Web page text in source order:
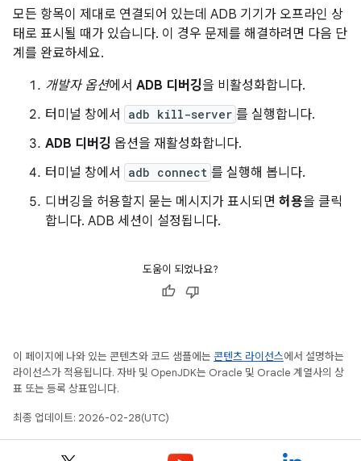
모든 항목이 제대로 연결되어 있는데 ADB 기기가 오프라인 상
태로 표시될 때가 있습니다. 이 경우 문제를 해결하려면 다음 단
계를 완료하세요.
개발자 옵션에서 ADB 디버깅을 비활성화합니다.
터미널 창에서
adb kill-server 를 실행합니다.
ADB 디버깅 옵션을 재활성화합니다.
터미널 창에서
adb connect 를 실행해 봅니다.
디버깅을 허용할지 묻는 메시지가 표시되면 허용을 클릭
합니다. ADB 세션이 설정됩니다.
도움이 되었나요?
이 페이지에 나와 있는 콘텐츠와 코드 샘플에는 콘텐츠 라이선스에서 설명하는
라이선스가 적용됩니다. 자바 및 OpenJDK는 Oracle 및 Oracle 계열사의 상
표 또는 등록 상표입니다.
최종 업데이트: 2026-02-28(UTC)